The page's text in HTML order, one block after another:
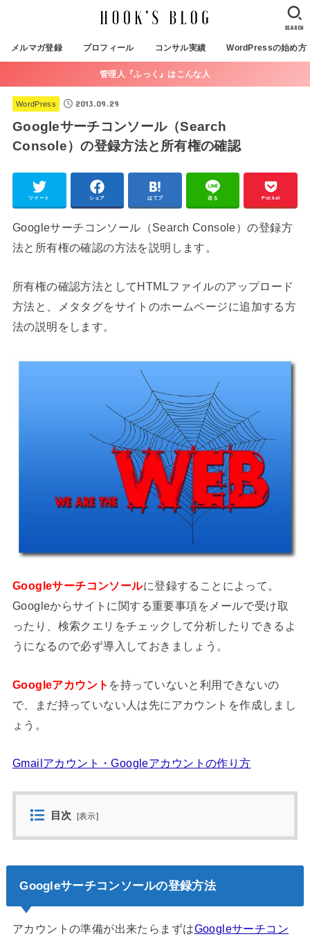
メルマガ登録 プロフィール コンサル実績 WordPressの始め方
SEARCH
管理人『ふっく』はこんな人
WordPress 2013.09.29
Googleサーチコンソール（Search
Console）の登録方法と所有権の確認
ツイート シェア はてブ 送る Pocket
Googleサーチコンソール（Search Console）の登録方
法と所有権の確認の方法を説明します。
所有権の確認方法としてHTMLファイルのアップロード
方法と、メタタグをサイトのホームページに追加する方
法の説明をします。
Googleサーチコンソールに登録することによって。
Googleからサイトに関する重要事項をメールで受け取
ったり、検索クエリをチェックして分析したりできるよ
うになるので必ず導入しておきましょう。
Googleアカウント を持っていないと利用できないの
で、まだ持っていない人は先にアカウントを作成しまし
ょう。
Gmailアカウント・Googleアカウントの作り方
目次 [表示]
Googleサーチコンソールの登録方法
アカウントの準備が出来たらまずはGoogleサーチコン